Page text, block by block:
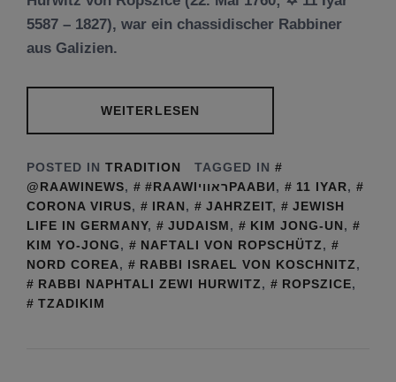
5587 – 1827), war ein chassidischer Rabbiner
aus Galizien.
WEITERLESEN
POSTED IN TRADITION
TAGGED IN
@RAAWINEWS, #RAAWIראוויРААВИ, 11 IYAR,
CORONA VIRUS, IRAN, JAHRZEIT,
JEWISH
LIFE IN GERMANY, JUDAISM, KIM JONG-UN,
KIM YO-JONG, NAFTALI VON ROPSCHÜTZ,
NORD COREA, RABBI ISRAEL VON KOSCHNITZ,
RABBI NAPHTALI ZEWI HURWITZ, ROPSZICE,
TZADIKIM